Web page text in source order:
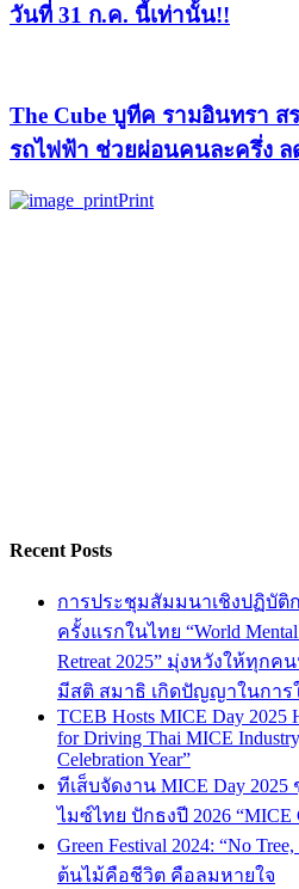
วันที่ 31 ก.ค. นี้เท่านั้น!!
The Cube บูทีค รามอินทรา ส
รถไฟฟ้า ช่วยผ่อนคนละครึ่ง ล
Print
Recent Posts
การประชุมสัมมนาเชิงปฏิบัติ
ครั้งแรกในไทย “World Mental
Retreat 2025” มุ่งหวังให้ทุก
มีสติ สมาธิ เกิดปัญญาในการ
TCEB Hosts MICE Day 2025
for Driving Thai MICE
Celebration Year”
ทีเส็บจัดงาน MICE Day
ไมซ์ไทย ปักธงปี 2026 “MICE
Green Festival 2024: “No
ต้นไม้คือชีวิต คือลมหายใจ